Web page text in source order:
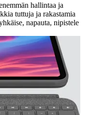
hallintaa ja
tuttuja ja rakastamia
napauta, nipistele